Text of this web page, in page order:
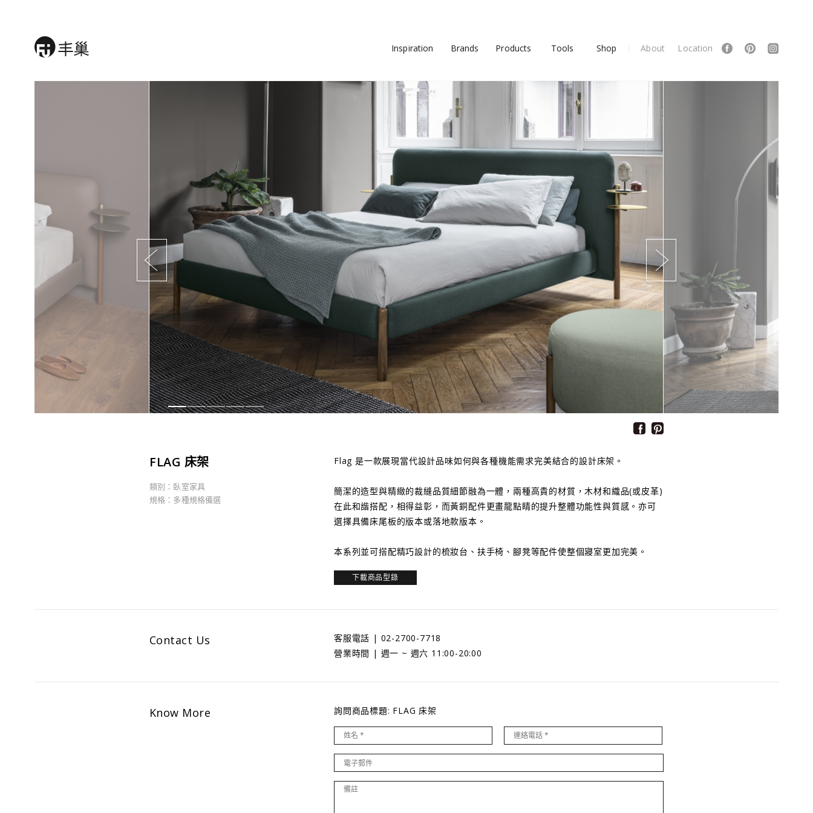
Inspiration Brands Products Tools Shop About Location
FLAG 床架
類別：臥室家具
規格：多種規格備選
Flag 是一款展現當代設計品味如何與各種機能需求完美結合的設計床架。
簡潔的造型與精緻的裁縫品質細節融為一體，兩種高貴的材質，木材和織品(或皮革)
在此和諧搭配，相得益彰，而黃銅配件更畫龍點睛的提升整體功能性與質感。亦可
選擇具備床尾板的版本或落地款版本。
本系列並可搭配精巧設計的梳妝台、扶手椅、腳凳等配件使整個寢室更加完美。
下載商品型錄
Contact Us
客服電話 | 02-2700-7718
營業時間 | 週一 ~ 週六 11:00-20:00
Know More 詢問商品標題: FLAG 床架